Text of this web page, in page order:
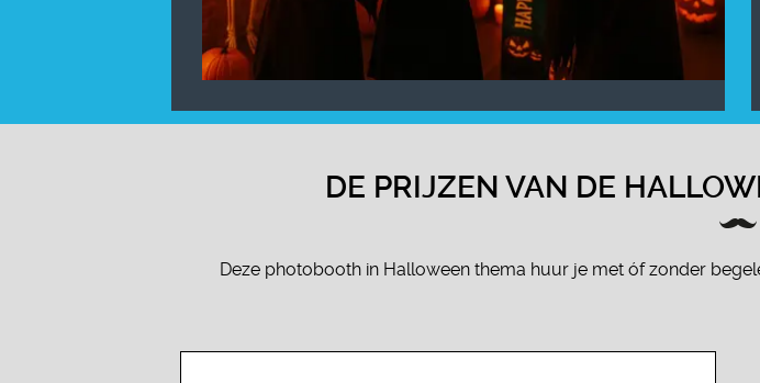
DE PRIJZEN VAN DE
Deze photobooth in Halloween thema huur je met óf zonder